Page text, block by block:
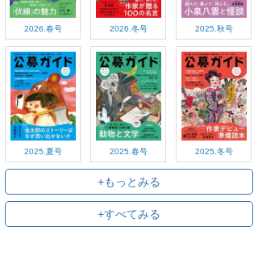
2026.春号 2026.冬号 2025.秋号
2025.夏号 2025.春号 2025.冬号
+もっとみる
+すべてみる